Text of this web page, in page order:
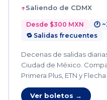
Saliendo de CDMX
Desde $300 MXN
🕐
🔁 Salidas frecuentes
Decenas de salidas
Ciudad de México.
Primera Plus, ETN y
Ver boletos →